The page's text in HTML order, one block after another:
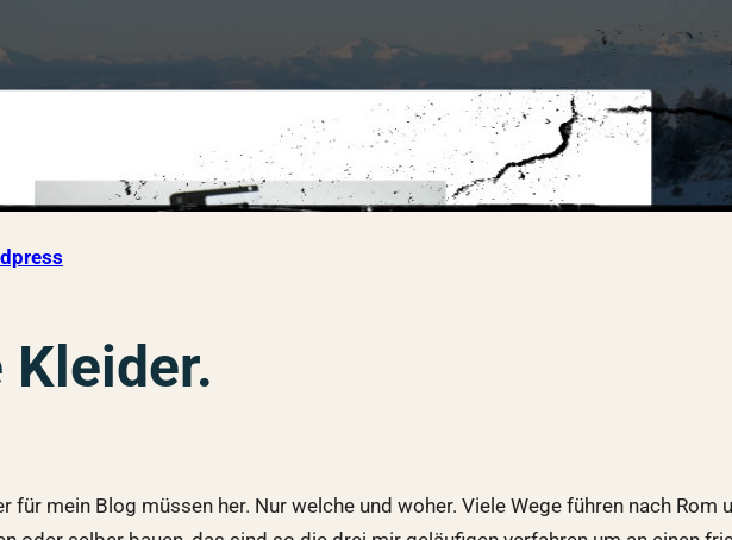
Kleider.
für mein Blog müssen her. Nur welche und woher. Viele Wege führen nach